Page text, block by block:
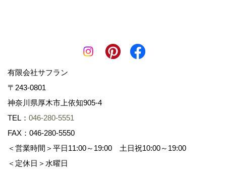
有限会社サフラン
〒243-0801
神奈川県厚木市上依知905-4
TEL： 046-280-5551
FAX：046-280-5550
＜営業時間＞平日11:00～19:00 土日祝10:00～19:00
＜定休日＞水曜日